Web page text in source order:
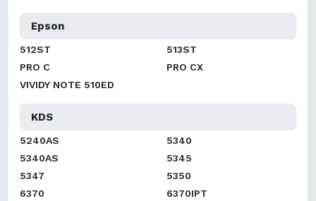
Epson
512ST
513ST
PRO C
PRO CX
VIVIDY NOTE 510ED
KDS
5240AS
5340
5340AS
5345
5347
5350
6370
6370IPT